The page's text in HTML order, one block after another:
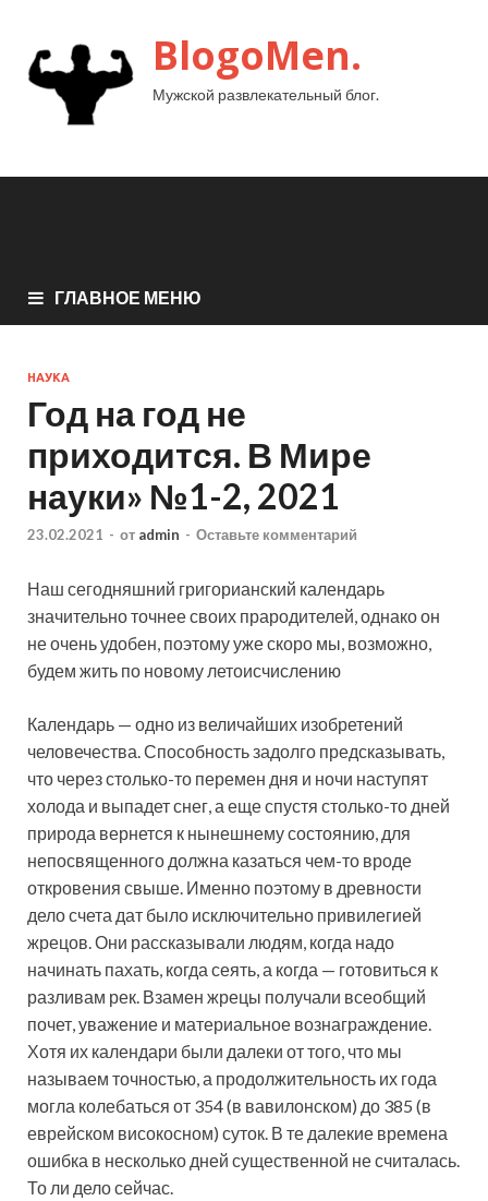
BlogoMen.
Мужской развлекательный блог.
ГЛАВНОЕ МЕНЮ
НАУКА
Год на год не
приходится. В Мире
науки» №1-2, 2021
23.02.2021 - от admin - Оставьте комментарий
Наш сегодняшний григорианский календарь
значительно точнее своих прародителей, однако он
не очень удобен, поэтому уже скоро мы, возможно,
будем жить по новому летоисчислению
Календарь — одно из величайших изобретений
человечества. Способность задолго предсказывать,
что через столько-то перемен дня и ночи наступят
холода и выпадет снег, а еще спустя столько-то дней
природа вернется к нынешнему состоянию, для
непосвященного должна казаться чем-то вроде
откровения свыше. Именно поэтому в древности
дело счета дат было исключительно привилегией
жрецов. Они рассказывали людям, когда надо
начинать пахать, когда сеять, а когда — готовиться к
разливам рек. Взамен жрецы получали всеобщий
почет, уважение и материальное вознаграждение.
Хотя их календари были далеки от того, что мы
называем точностью, а продолжительность их года
могла колебаться от 354 (в вавилонском) до 385 (в
еврейском високосном) суток. В те далекие времена
ошибка в несколько дней существенной не считалась.
То ли дело сейчас.